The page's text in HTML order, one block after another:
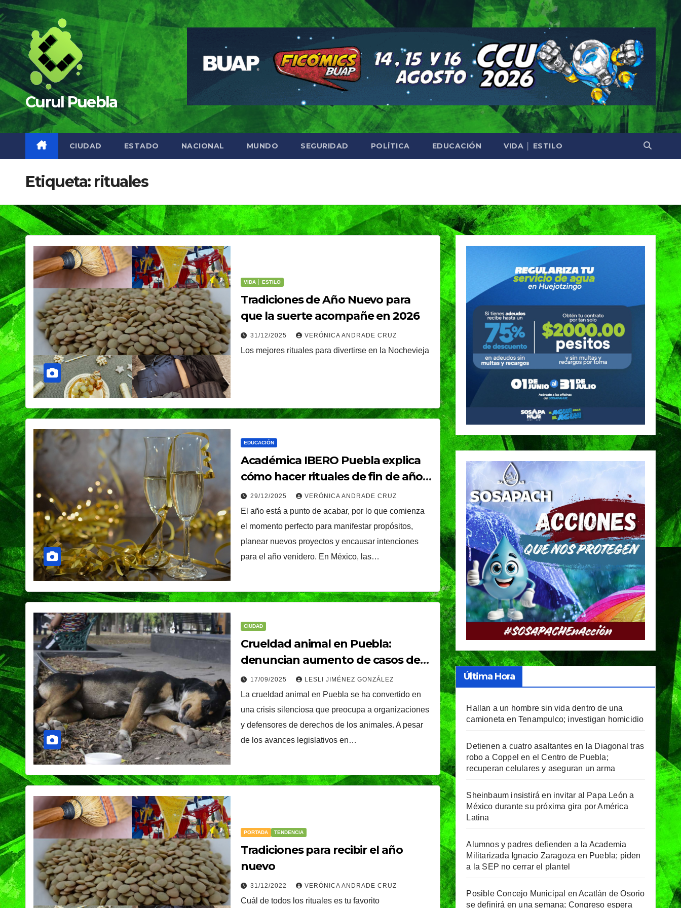
Saltar
al
contenido
Curul Puebla
CIUDAD ESTADO NACIONAL MUNDO SEGURIDAD POLÍTICA EDUCACIÓN VIDA │ ESTILO
Etiqueta: rituales
VIDA │ ESTILO
Tradiciones de Año Nuevo para
que la suerte acompañe en 2026
31/12/2025 VERÓNICA ANDRADE CRUZ
Los mejores rituales para divertirse en la Nochevieja
EDUCACIÓN
Académica IBERO Puebla explica
cómo hacer rituales de fin de año
significativos y útiles
29/12/2025 VERÓNICA ANDRADE CRUZ
El año está a punto de acabar, por lo que comienza
el momento perfecto para manifestar propósitos,
planear nuevos proyectos y encausar intenciones
para el año venidero. En México, las…
CIUDAD
Crueldad animal en Puebla:
denuncian aumento de casos de
maltrato y rituales con animales
17/09/2025 LESLI JIMÉNEZ GONZÁLEZ
La crueldad animal en Puebla se ha convertido en
una crisis silenciosa que preocupa a organizaciones
y defensores de derechos de los animales. A pesar
de los avances legislativos en…
PORTADA TENDENCIA
Tradiciones para recibir el año
nuevo
31/12/2022 VERÓNICA ANDRADE CRUZ
Cuál de todos los rituales es tu favorito
Última Hora
Hallan a un hombre sin vida dentro de una
camioneta en Tenampulco; investigan homicidio
Detienen a cuatro asaltantes en la Diagonal tras
robo a Coppel en el Centro de Puebla;
recuperan celulares y aseguran un arma
Sheinbaum insistirá en invitar al Papa León a
México durante su próxima gira por América
Latina
Alumnos y padres defienden a la Academia
Militarizada Ignacio Zaragoza en Puebla; piden
a la SEP no cerrar el plantel
Posible Concejo Municipal en Acatlán de Osorio
se definirá en una semana; Congreso espera